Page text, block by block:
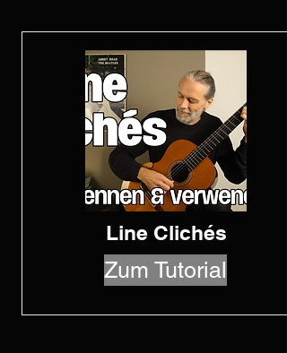
Line Clichés
Zum Tutorial